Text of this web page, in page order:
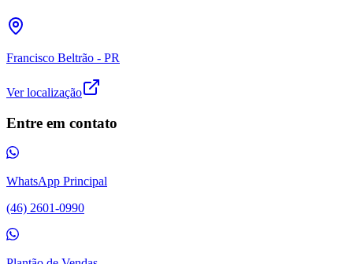
Francisco Beltrão - PR
Ver localização
Entre em contato
WhatsApp Principal
(46) 2601-0990